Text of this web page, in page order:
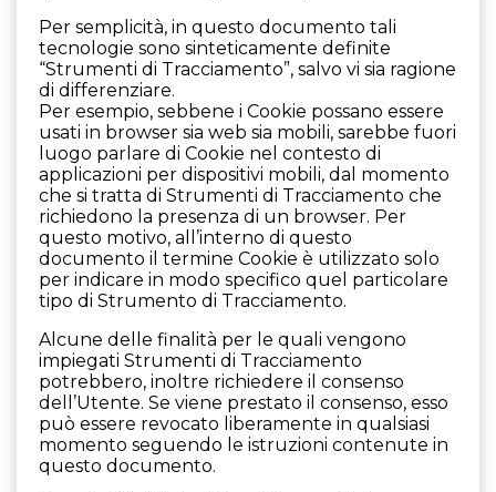
Per semplicità, in questo documento tali
tecnologie sono sinteticamente definite
“Strumenti di Tracciamento”, salvo vi sia ragione
di differenziare.
Per esempio, sebbene i Cookie possano essere
usati in browser sia web sia mobili, sarebbe fuori
luogo parlare di Cookie nel contesto di
applicazioni per dispositivi mobili, dal momento
che si tratta di Strumenti di Tracciamento che
richiedono la presenza di un browser. Per
questo motivo, all’interno di questo
documento il termine Cookie è utilizzato solo
per indicare in modo specifico quel particolare
tipo di Strumento di Tracciamento.
Alcune delle finalità per le quali vengono
impiegati Strumenti di Tracciamento
potrebbero, inoltre richiedere il consenso
dell’Utente. Se viene prestato il consenso, esso
può essere revocato liberamente in qualsiasi
momento seguendo le istruzioni contenute in
questo documento.